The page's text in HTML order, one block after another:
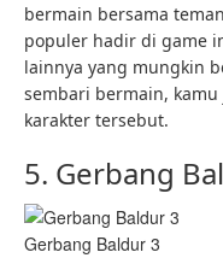
bermain bersama
populer hadir di game
lainnya yang mungkin
sembari bermain,
karakter tersebut.
5. Gerbang
Gerbang Baldur 3